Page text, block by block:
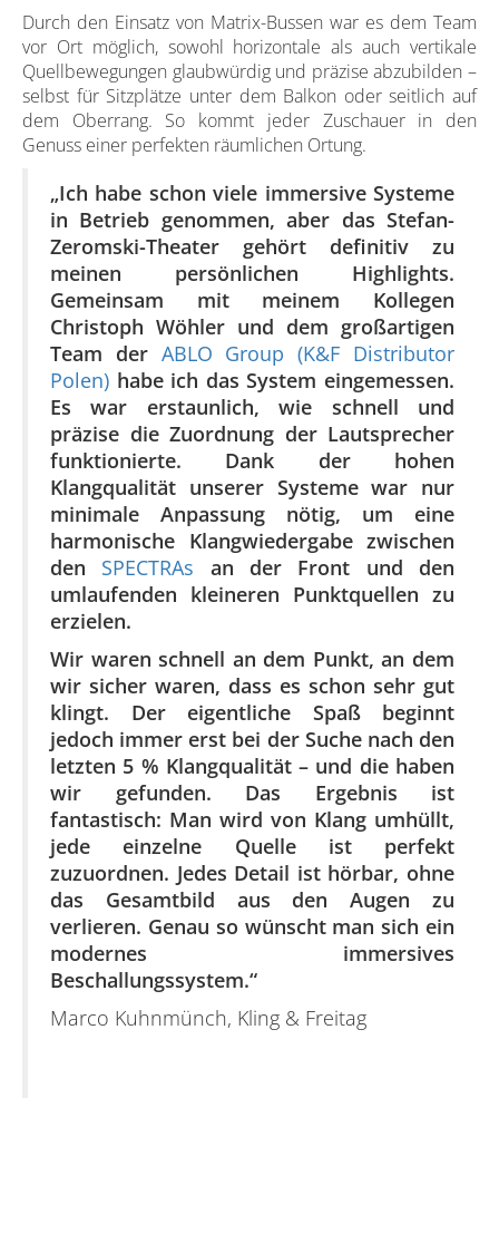
Durch den Einsatz von Matrix-Bussen war es dem Team
vor Ort möglich, sowohl horizontale als auch vertikale
Quellbewegungen glaubwürdig und präzise abzubilden –
selbst für Sitzplätze unter dem Balkon oder seitlich auf
dem Oberrang. So kommt jeder Zuschauer in den
Genuss einer perfekten räumlichen Ortung.
„Ich habe schon viele immersive Systeme
in Betrieb genommen, aber das Stefan-
Zeromski-Theater gehört definitiv zu
meinen persönlichen Highlights.
Gemeinsam mit meinem Kollegen
Christoph Wöhler und dem großartigen
Team der ABLO Group (K&F Distributor
Polen) habe ich das System eingemessen.
Es war erstaunlich, wie schnell und
präzise die Zuordnung der Lautsprecher
funktionierte. Dank der hohen
Klangqualität unserer Systeme war nur
minimale Anpassung nötig, um eine
harmonische Klangwiedergabe zwischen
den SPECTRAs an der Front und den
umlaufenden kleineren Punktquellen zu
erzielen.
Wir waren schnell an dem Punkt, an dem
wir sicher waren, dass es schon sehr gut
klingt. Der eigentliche Spaß beginnt
jedoch immer erst bei der Suche nach den
letzten 5 % Klangqualität – und die haben
wir gefunden. Das Ergebnis ist
fantastisch: Man wird von Klang umhüllt,
jede einzelne Quelle ist perfekt
zuzuordnen. Jedes Detail ist hörbar, ohne
das Gesamtbild aus den Augen zu
verlieren. Genau so wünscht man sich ein
modernes immersives
Beschallungssystem.“
Marco Kuhnmünch, Kling & Freitag